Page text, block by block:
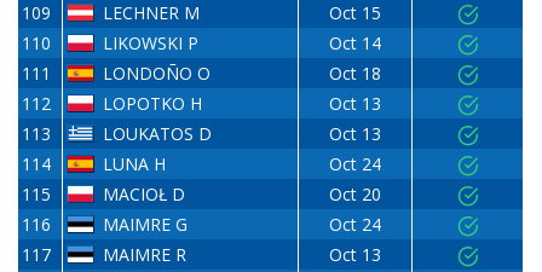
109
LECHNER M
Oct 15
110
LIKOWSKI P
Oct 14
111
LONDOÑO O
Oct 18
112
LOPOTKO H
Oct 13
113
LOUKATOS D
Oct 13
114
LUNA H
Oct 24
115
MACIOŁ D
Oct 20
116
MAIMRE G
Oct 24
117
MAIMRE R
Oct 13